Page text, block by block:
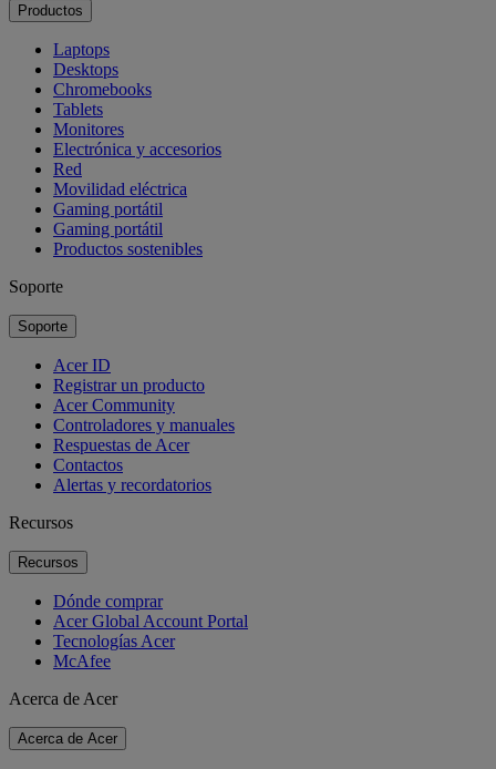
Productos
Laptops
Desktops
Chromebooks
Tablets
Monitores
Electrónica y accesorios
Red
Movilidad eléctrica
Gaming portátil
Gaming portátil
Productos sostenibles
Soporte
Soporte
Acer ID
Registrar un producto
Acer Community
Controladores y manuales
Respuestas de Acer
Contactos
Alertas y recordatorios
Recursos
Recursos
Dónde comprar
Acer Global Account Portal
Tecnologías Acer
McAfee
Acerca de Acer
Acerca de Acer